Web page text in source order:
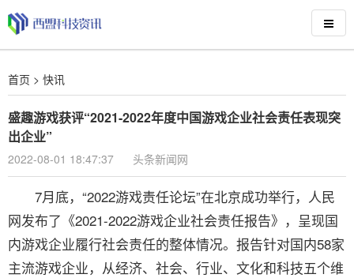
首页 > 快讯
盛趣游戏获评“2021-2022年度中国游戏企业社会责任表现突
出企业”
2022-08-01 18:47:37 头条新闻网
7月底，“2022游戏责任论坛”在北京成功举行，人民
网发布了《2021-2022游戏企业社会责任报告》，呈现国
内游戏企业履行社会责任的整体情况。报告针对国内58家
主流游戏企业，从经济、社会、行业、文化和科技五个维